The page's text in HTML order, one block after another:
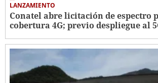
LANZAMIENTO
Conatel abre licitación de espectro
cobertura 4G; previo despliegue al